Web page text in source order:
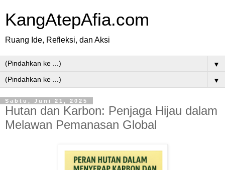
KangAtepAfia.com
Ruang Ide, Refleksi, dan Aksi
▼
▼
Sabtu, Juni 21, 2025
Hutan dan Karbon: Penjaga Hijau dalam
Melawan Pemanasan Global